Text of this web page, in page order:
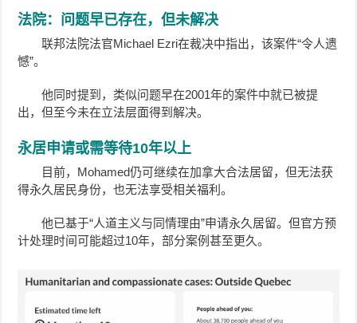
法院：问题早已存在，但未解决
联邦法院法官Michael Ezri在裁决中指出，该案件“令人遗
憾”。
他同时提到，类似问题早在2001年的案件中就已被提
出，但至今未在立法层面得到解决。
永居申请或需等待10年以上
目前，Mohamed仍可继续在加拿大合法居留，但无法获
得永久居民身份，也无法享受相关福利。
他已基于“人道主义与同情理由”申请永久居留。但官方预
计处理时间可能超过10年，部分案例甚至更久。